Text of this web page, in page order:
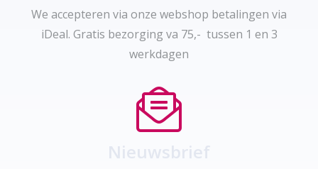
We accepteren via onze webshop betalingen via
iDeal. Gratis bezorging va 75,- tussen 1 en 3
werkdagen